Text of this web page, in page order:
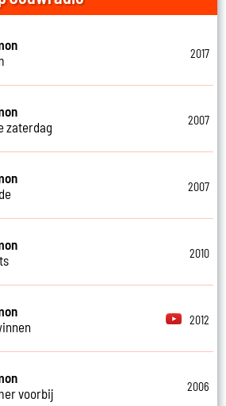
2017
zaterdag
2007
2007
2010
2012
voorbij
2006